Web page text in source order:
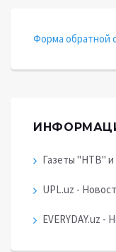
Форма обратной
Газеты "НТВ"
UPL.uz -
EVERYDAY.uz -